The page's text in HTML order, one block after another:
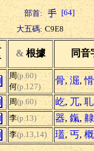
部首: [64]
大五碼: C9E8
& 根據 同音
周(p.60)
何(p.127)
骨, 淈,愲
周(p.60) 屹, 兀, 耴
李(p.13) 器, 鎎, 齂
李(p.13,14) 瓂, 丐, 概